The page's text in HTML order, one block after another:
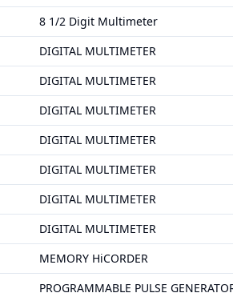
8 1/2 Digit Multimeter
DIGITAL MULTIMETER
DIGITAL MULTIMETER
DIGITAL MULTIMETER
DIGITAL MULTIMETER
DIGITAL MULTIMETER
DIGITAL MULTIMETER
DIGITAL MULTIMETER
MEMORY HiCORDER
PROGRAMMABLE PULSE